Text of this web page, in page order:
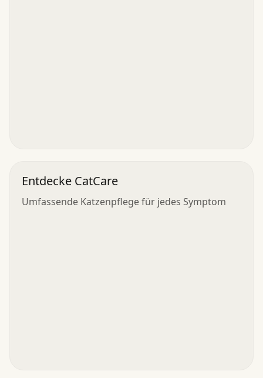
Entdecke CatCare
Umfassende Katzenpflege für jedes Symptom